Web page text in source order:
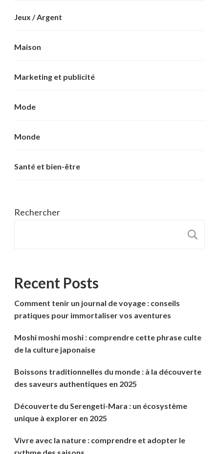
Jeux / Argent
Maison
Marketing et publicité
Mode
Monde
Santé et bien-être
Rechercher
Recent Posts
Comment tenir un journal de voyage : conseils
pratiques pour immortaliser vos aventures
Moshi moshi moshi : comprendre cette phrase culte
de la culture japonaise
Boissons traditionnelles du monde : à la découverte
des saveurs authentiques en 2025
Découverte du Serengeti-Mara : un écosystème
unique à explorer en 2025
Vivre avec la nature : comprendre et adopter le